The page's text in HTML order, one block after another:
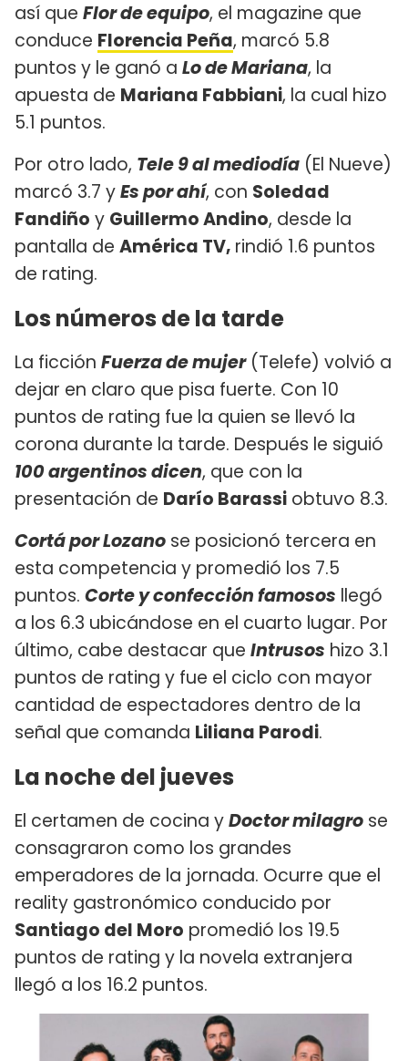
así que Flor de equipo, el magazine que
conduce Florencia Peña, marcó 5.8
puntos y le ganó a Lo de Mariana, la
apuesta de Mariana Fabbiani, la cual hizo
5.1 puntos.
Por otro lado, Tele 9 al mediodía (El Nueve)
marcó 3.7 yEs por ahí, con Soledad
Fandiño y Guillermo Andino, desde la
pantalla de América TV, rindió 1.6 puntos
de rating.
Los números de la tarde
La ficción Fuerza de mujer(Telefe) volvió a
dejar en claro que pisa fuerte. Con 10
puntos de rating fue la quien se llevó la
corona durante la tarde. Después le siguió
100 argentinos dicen, que con la
presentación de Darío Barassi obtuvo 8.3.
Cortá por Lozano se posicionó tercera en
esta competencia y promedió los 7.5
puntos. Corte y confección famosos llegó
a los 6.3 ubicándose en el cuarto lugar. Por
último, cabe destacar que Intrusos hizo 3.1
puntos de rating y fue el ciclo con mayor
cantidad de espectadores dentro de la
señal que comanda Liliana Parodi.
La noche del jueves
El certamen de cocina yDoctor milagro se
consagraron como los grandes
emperadores de la jornada. Ocurre que el
reality gastronómico conducido por
Santiago del Moro promedió los 19.5
puntos de rating y la novela extranjera
llegó a los 16.2 puntos.